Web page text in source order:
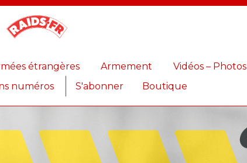
étrangères Armement
Vidéos – Photos
numéros S'abonner Boutique